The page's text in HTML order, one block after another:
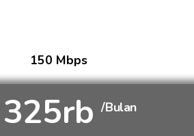
150 Mbps
325rb /Bulan